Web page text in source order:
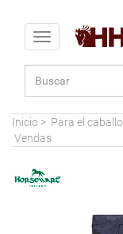
Toggle navigation
Inicio > Para el caballo
Vendas